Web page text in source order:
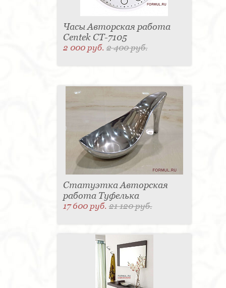
Часы Авторская работа
Centek CT-7105
2 000 руб.2 400 руб.
Статуэтка Авторская
работа Туфелька
17 600 руб.21 120 руб.